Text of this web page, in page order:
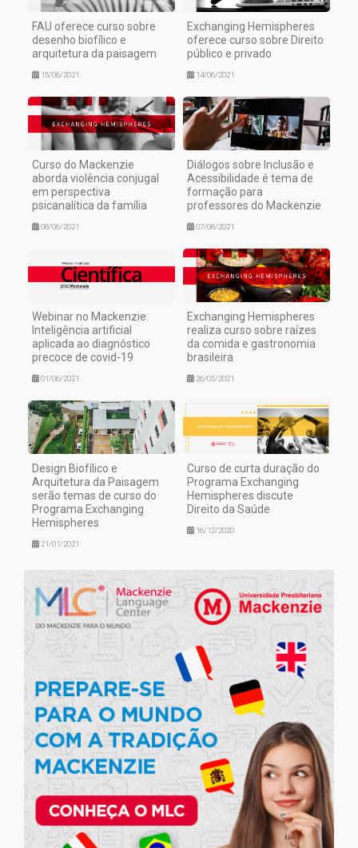
FAU oferece curso sobre
desenho biofílico e
arquitetura da paisagem
15/06/2021
Exchanging Hemispheres
oferece curso sobre Direito
público e privado
14/06/2021
Curso do Mackenzie
aborda violência conjugal
em perspectiva
psicanalítica da família
08/06/2021
Diálogos sobre Inclusão e
Acessibilidade é tema de
formação para
professores do Mackenzie
07/06/2021
Webinar no Mackenzie:
Inteligência artificial
aplicada ao diagnóstico
precoce de covid-19
01/06/2021
Exchanging Hemispheres
realiza curso sobre raízes
da comida e gastronomia
brasileira
26/05/2021
Design Biofílico e
Arquitetura da Paisagem
serão temas de curso do
Programa Exchanging
Hemispheres
21/01/2021
Curso de curta duração do
Programa Exchanging
Hemispheres discute
Direito da Saúde
16/12/2020